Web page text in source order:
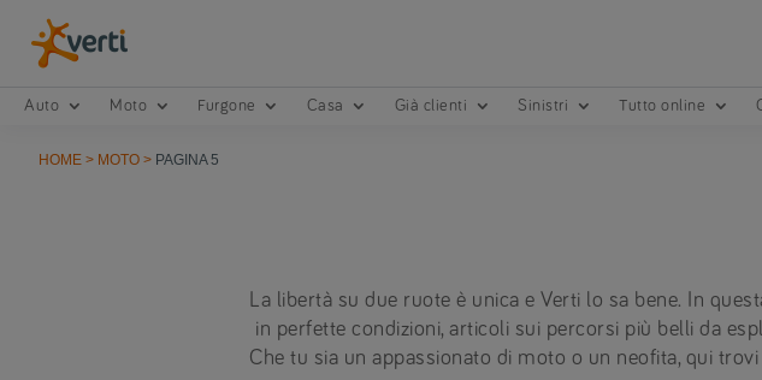
Auto Moto Furgone Casa Già clienti Sinistri Tutto online
HOME > MOTO > PAGINA 5
La libertà su due ruote è unica e Verti lo sa bene. In
in perfette condizioni, articoli sui percorsi più belli da
Che tu sia un appassionato di moto o un neofita, qui